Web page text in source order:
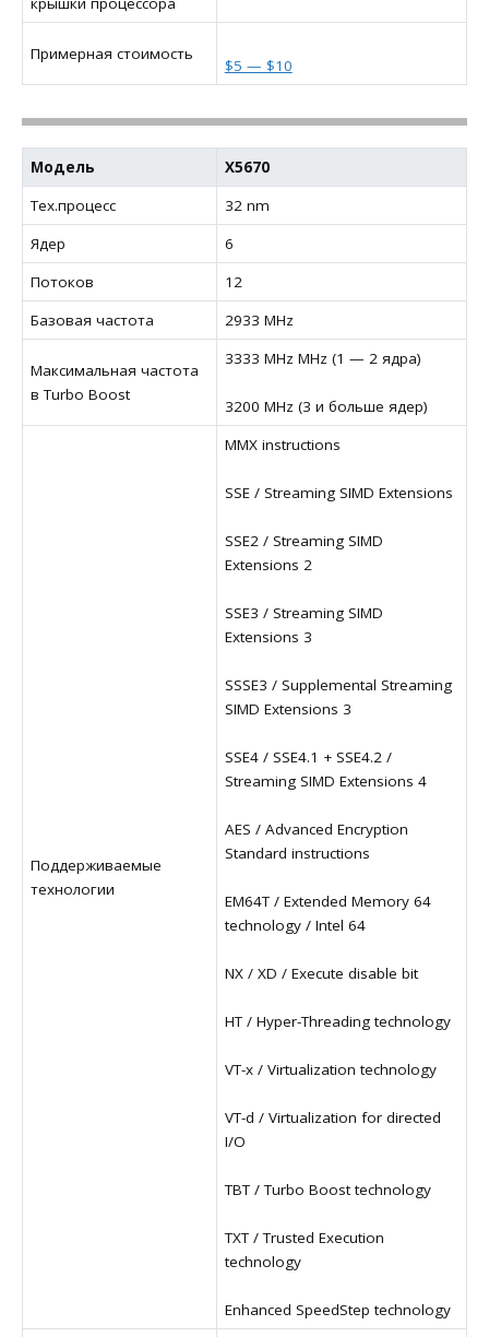
Примерная стоимость
$5 — $10
Модель
X5670
Тех.процесс
32 nm
Ядер
6
Потоков
12
Базовая частота
2933 MHz
Максимальная частота
в Turbo Boost
3333 MHz MHz (1 — 2 ядра)
3200 MHz (3 и больше ядер)
Поддерживаемые
технологии
MMX instructions
SSE / Streaming SIMD Extensions
SSE2 / Streaming SIMD
Extensions 2
SSE3 / Streaming SIMD
Extensions 3
SSSE3 / Supplemental Streaming
SIMD Extensions 3
SSE4 / SSE4.1 + SSE4.2 /
Streaming SIMD Extensions 4
AES / Advanced Encryption
Standard instructions
EM64T / Extended Memory 64
technology / Intel 64
NX / XD / Execute disable bit
HT / Hyper-Threading technology
VT-x / Virtualization technology
VT-d / Virtualization for directed
I/O
TBT / Turbo Boost technology
TXT / Trusted Execution
technology
Enhanced SpeedStep technology